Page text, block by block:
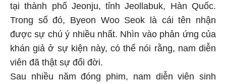
tại thành phố Jeonju, tỉnh Jeollabuk, Hàn Quốc.
Trong số đó, Byeon Woo Seok là cái tên nhận
được sự chú ý nhiều nhất. Nhìn vào phản ứng của
khán giả ở sự kiện này, có thể nói rằng, nam diễn
viên đã thật sự đổi đời.
Sau nhiều năm đóng phim, nam diễn viên sinh